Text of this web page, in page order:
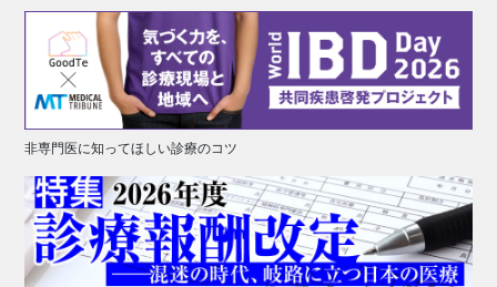
非専門医に知ってほしい診療のコツ